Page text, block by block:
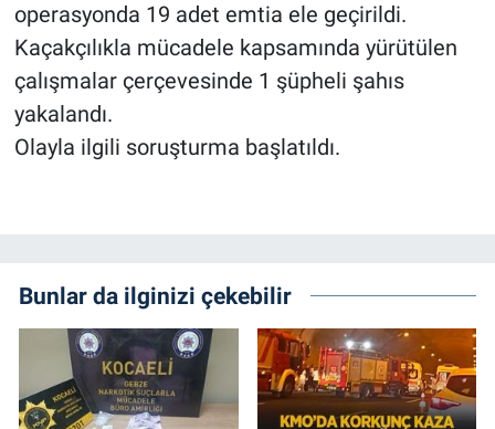
operasyonda 19 adet emtia ele geçirildi.
Kaçakçılıkla mücadele kapsamında yürütülen
çalışmalar çerçevesinde 1 şüpheli şahıs
yakalandı.
Olayla ilgili soruşturma başlatıldı.
Bunlar da ilginizi çekebilir